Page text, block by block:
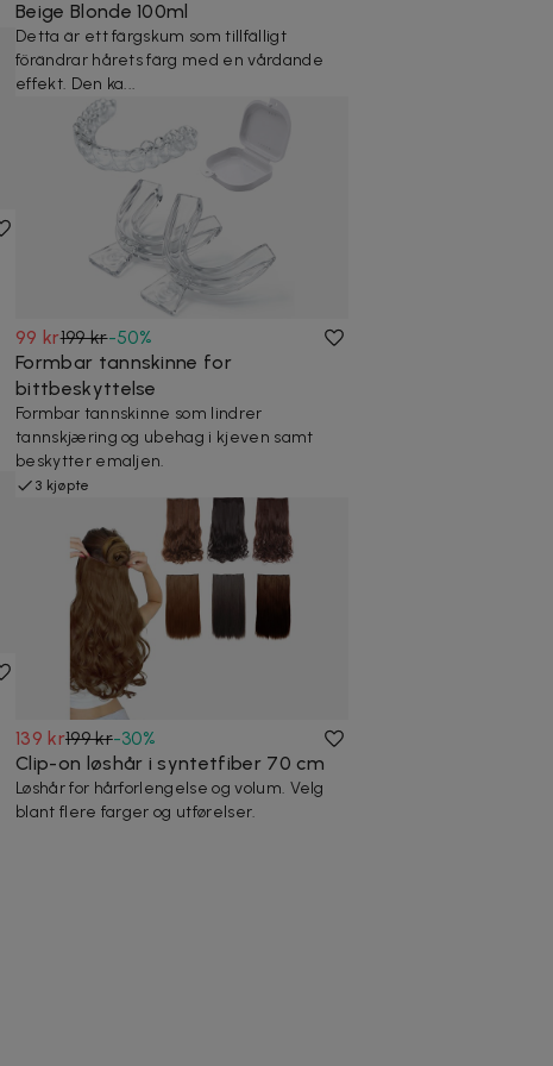
Beige Blonde 100ml
Detta är ett färgskum som tillfälligt
förändrar hårets färg med en vårdande
effekt. Den ka...
99 kr199 kr-50%
Formbar tannskinne for
bittbeskyttelse
Formbar tannskinne som lindrer
tannskjæring og ubehag i kjeven samt
beskytter emaljen.
3 kjøpte
139 kr199 kr-30%
Clip-on løshår i syntetfiber 70 cm
Løshår for hårforlengelse og volum. Velg
blant flere farger og utførelser.